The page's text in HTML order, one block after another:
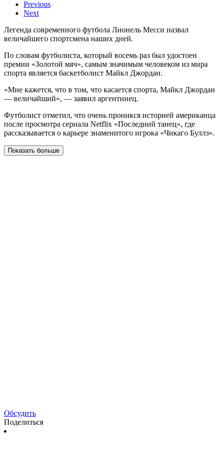
Previous
Next
Легенда современного футбола Лионель Месси назвал
величайшего спортсмена наших дней.
По словам футболиста, который восемь раз был удостоен
премии «Золотой мяч», самым значимым человеком из мира
спорта является баскетболист Майкл Джордан.
«Мне кажется, что в том, что касается спорта, Майкл Джордан
— величайший», — заявил аргентинец.
Футболист отметил, что очень проникся историей американца
после просмотра сериала Netflix «Последний танец», где
рассказывается о карьере знаменитого игрока «Чикаго Буллз».
Показать больше
Обсудить
Поделиться